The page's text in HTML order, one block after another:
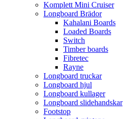
Komplett Mini Cruiser
Longboard Brädor
Kahalani Boards
Loaded Boards
Switch
Timber boards
Fibretec
Rayne
Longboard truckar
Longboard hjul
Longboard kullager
Longboard slidehandskar
Footstop